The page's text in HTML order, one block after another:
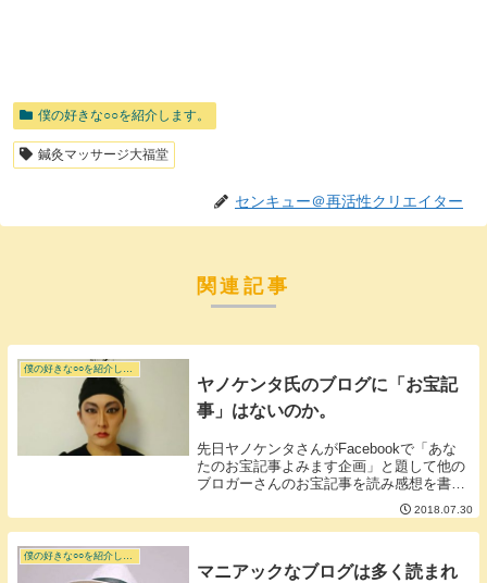
僕の好きな○○を紹介します。
鍼灸マッサージ大福堂
センキュー＠再活性クリエイター
関連記事
僕の好きな○○を紹介します。
ヤノケンタ氏のブログに「お宝記
事」はないのか。
先日ヤノケンタさんがFacebookで「あな
たのお宝記事よみます企画」と題して他の
ブロガーさんのお宝記事を読み感想を書く
という企画をやっていました。▼紅に定評
のあるヤノケンタさん■ヤノさん本人のブ
ログにお宝記事はないのか？お宝記事を読
2018.07.30
僕の好きな○○を紹介します。
マニアックなブログは多く読まれ